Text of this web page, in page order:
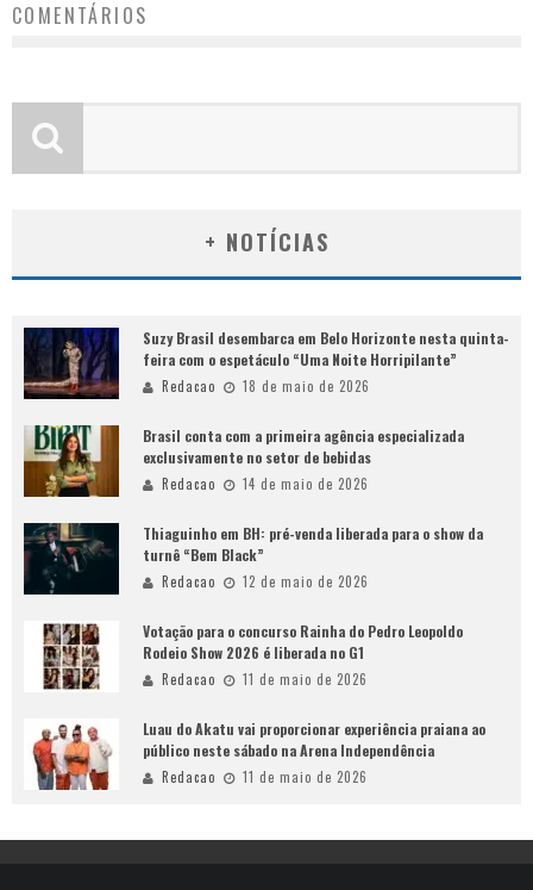
COMENTÁRIOS
+ NOTÍCIAS
Suzy Brasil desembarca em Belo Horizonte nesta quinta-
feira com o espetáculo “Uma Noite Horripilante”
Redacao 18 de maio de 2026
Brasil conta com a primeira agência especializada
exclusivamente no setor de bebidas
Redacao 14 de maio de 2026
Thiaguinho em BH: pré-venda liberada para o show da
turnê “Bem Black”
Redacao 12 de maio de 2026
Votação para o concurso Rainha do Pedro Leopoldo
Rodeio Show 2026 é liberada no G1
Redacao 11 de maio de 2026
Luau do Akatu vai proporcionar experiência praiana ao
público neste sábado na Arena Independência
Redacao 11 de maio de 2026